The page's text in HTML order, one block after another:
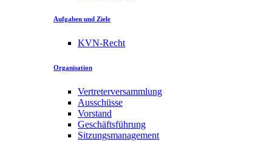
Aufgaben und Ziele
KVN-Recht
Organisation
Vertreterversammlung
Ausschüsse
Vorstand
Geschäftsführung
Sitzungsmanagement